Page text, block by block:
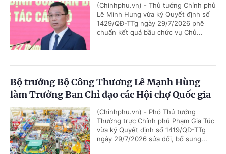
(Chinhphu.vn) - Thủ tướng Chính phủ
Lê Minh Hưng vừa ký Quyết định số
1429/QĐ-TTg ngày 29/7/2026 phê
chuẩn kết quả bầu chức vụ Chủ...
Bộ trưởng Bộ Công Thương Lê Mạnh Hùng
làm Trưởng Ban Chỉ đạo các Hội chợ Quốc gia
(Chinhphu.vn) - Phó Thủ tướng
Thường trực Chính phủ Phạm Gia Túc
vừa ký Quyết định số 1419/QĐ-TTg
ngày 29/7/2026 sửa đổi, bổ sung...